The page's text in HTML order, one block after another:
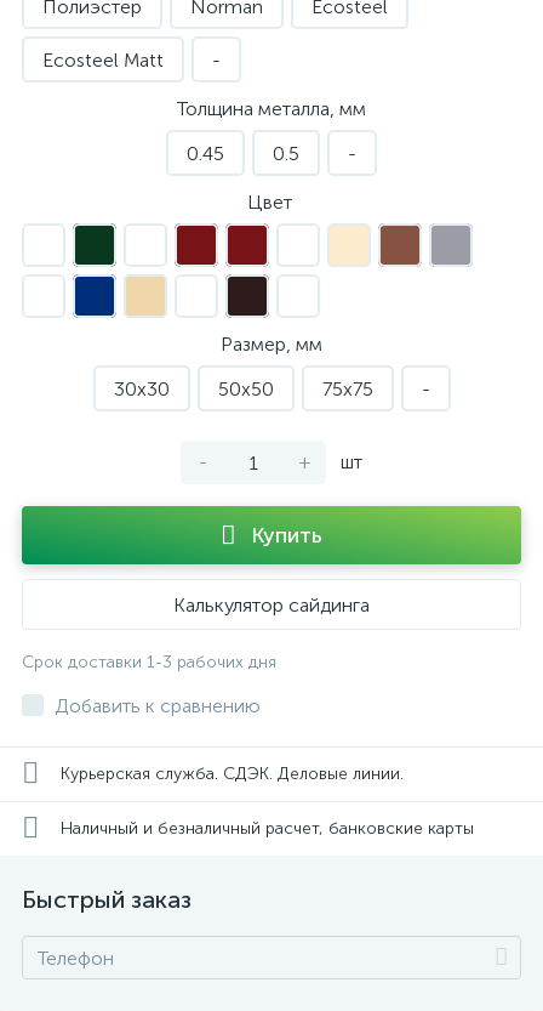
Полиэстер Norman Ecosteel
Ecosteel Matt -
Толщина металла, мм
0.45
0.5 -
Цвет
Размер, мм
30х30
50х50 75х75 -
- + шт
Купить
Калькулятор сайдинга
Срок доставки 1-3 рабочих дня
Добавить к сравнению
Курьерская служба. СДЭК. Деловые линии.
Наличный и безналичный расчет, банковские карты
Быстрый заказ